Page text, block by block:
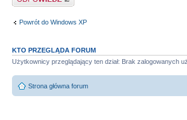
Powrót do Windows XP
KTO PRZEGLĄDA FORUM
Użytkownicy przeglądający ten dział: Brak zalogowanych
Strona główna forum